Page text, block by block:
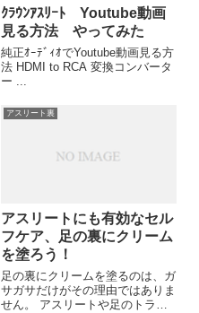
ｸﾗｳﾝｱｽﾘｰﾄ Youtube動画
見る方法 やってみた
純正ｵｰﾃﾞｨｵでYoutube動画見る方
法 HDMI to RCA 変換コンバータ
ー ...
アスリート裏
アスリートにも有効なセル
フケア、足の裏にクリーム
を塗ろう！
足の裏にクリームを塗るのは、ガ
サガサだけがその理由ではありま
せん。 アスリートや足のトラブ